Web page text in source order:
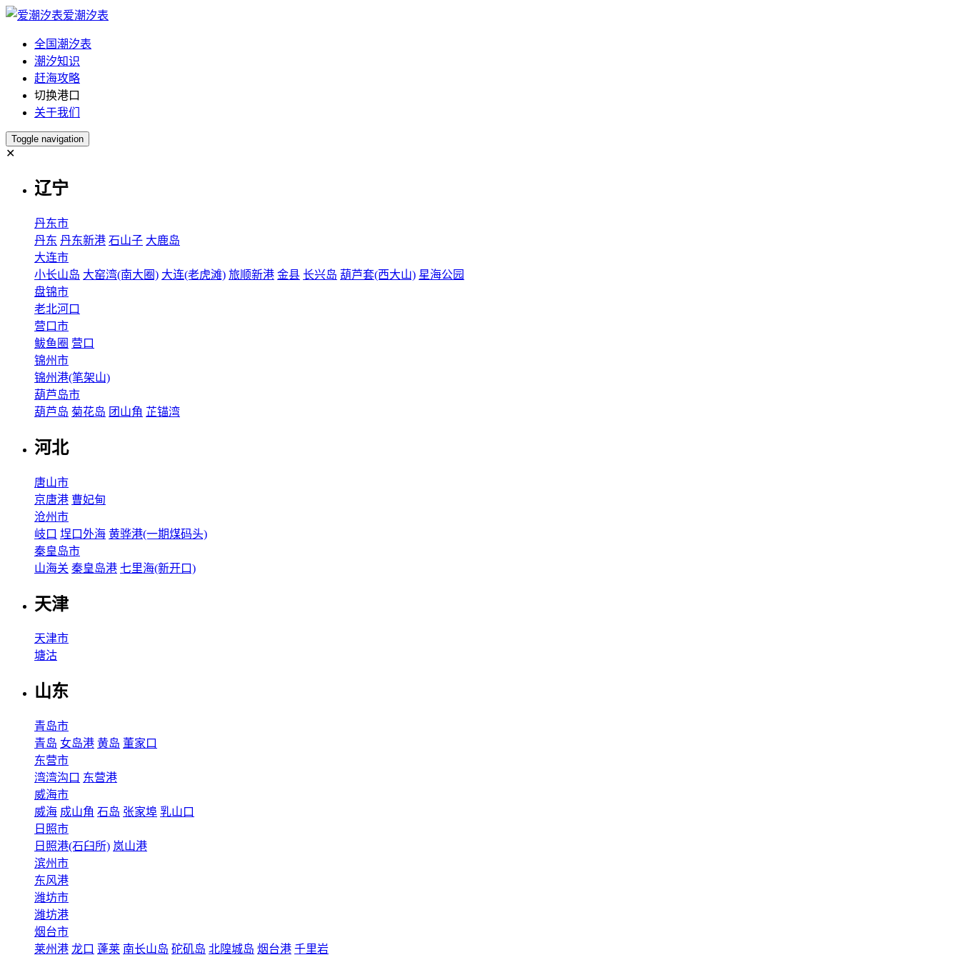
爱潮汐表
全国潮汐表
潮汐知识
赶海攻略
切换港口
关于我们
Toggle navigation
✕
辽宁
丹东市
丹东 丹东新港 石山子 大鹿岛
大连市
小长山岛 大窑湾(南大圈) 大连(老虎滩) 旅顺新港 金县 长兴岛 葫芦套(西大山) 星海公园
盘锦市
老北河口
营口市
鲅鱼圈 营口
锦州市
锦州港(笔架山)
葫芦岛市
葫芦岛 菊花岛 团山角 芷锚湾
河北
唐山市
京唐港 曹妃甸
沧州市
岐口 埕口外海 黄骅港(一期煤码头)
秦皇岛市
山海关 秦皇岛港 七里海(新开口)
天津
天津市
塘沽
山东
青岛市
青岛 女岛港 黄岛 董家口
东营市
湾湾沟口 东营港
威海市
威海 成山角 石岛 张家埠 乳山口
日照市
日照港(石臼所) 岚山港
滨州市
东风港
潍坊市
潍坊港
烟台市
莱州港 龙口 蓬莱 南长山岛 砣矶岛 北隍城岛 烟台港 千里岩